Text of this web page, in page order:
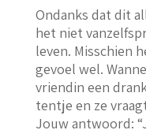
Ondanks dat dit
het niet
leven. Misschien
gevoel wel.
vriendin een
tentje en ze
Jouw antwoord: